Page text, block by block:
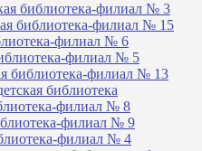
библиотека-филиал № 3
библиотека-филиал № 15
филиал № 6
филиал № 5
библиотека-филиал № 13
библиотека
филиал № 8
филиал № 9
филиал № 4